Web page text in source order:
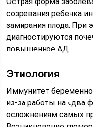
созревания ребенка
замирания плода. При
диагностируются
повышенное АД.
Этиология
Иммунитет
из-за работы на «два
осложнениям самых